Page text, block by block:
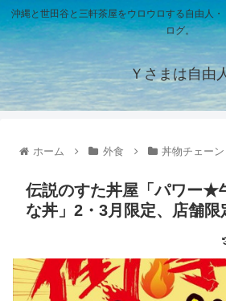
沖縄と世田谷と三軒茶屋をウロウロする自由人
ログ。
Ｙさまは自由
ホーム 外食 丼物チェーン
伝説のすた丼屋「パワー★
な丼」2・3月限定、店舗限